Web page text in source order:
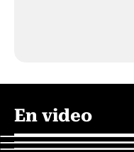
En video